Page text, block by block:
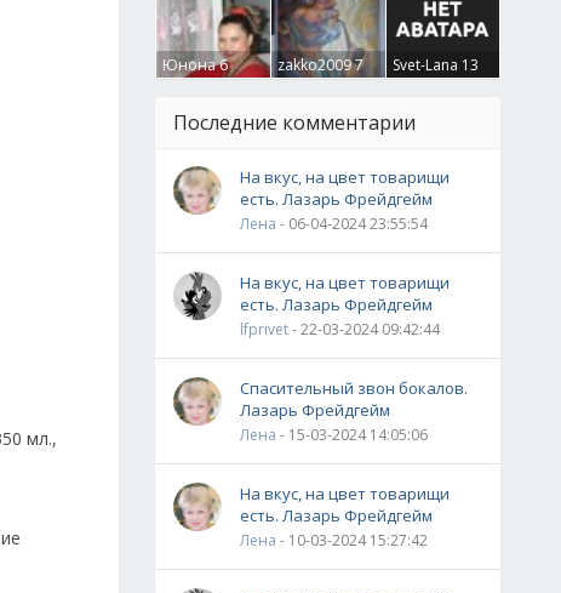
мл.,
Юнона6 zakko20097 Svet-Lana 13
Последние комментарии
На вкус, на цвет товарищи
есть. Лазарь Фрейдгейм
Лена - 06-04-2024 23:55:54
На вкус, на цвет товарищи
есть. Лазарь Фрейдгейм
lfprivet- 22-03-2024 09:42:44
Спасительный звон бокалов.
Лазарь Фрейдгейм
Лена - 15-03-2024 14:05:06
На вкус, на цвет товарищи
есть. Лазарь Фрейдгейм
Лена - 10-03-2024 15:27:42